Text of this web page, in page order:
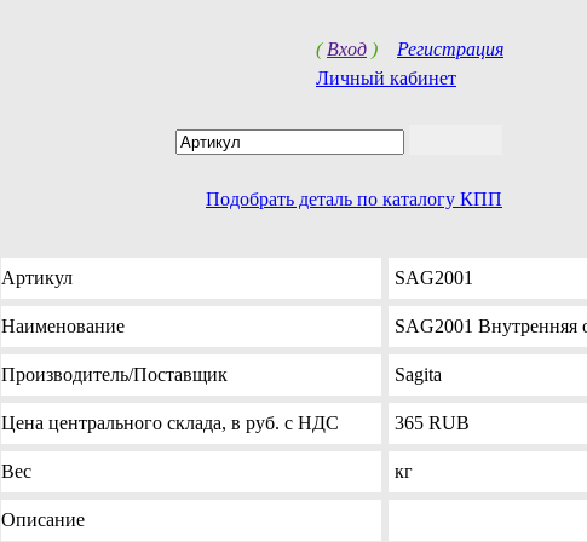
( Вход ) Регистрация
Личный кабинет
Подобрать деталь по каталогу КПП
Артикул SAG2001
Наименование SAG2001 Внутренняя
Производитель/Поставщик Sagita
Цена центрального склада, в руб. с НДС 365 RUB
Вес кг
Описание